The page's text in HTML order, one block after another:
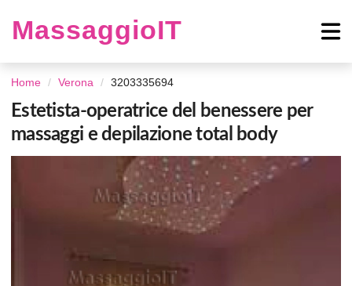
MassaggioIT
Home Verona 3203335694
Estetista-operatrice del benessere per
massaggi e depilazione total body